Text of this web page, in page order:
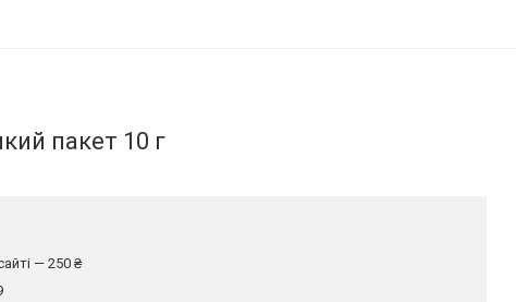
пакет 10 г
— 250 ₴